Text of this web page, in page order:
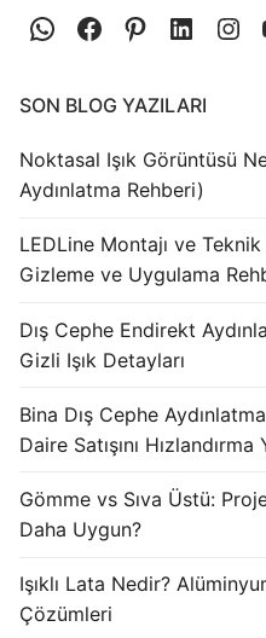
Sabit
Işık
LED Güç
İç
SON BLOG YAZILARI
Noktasal Işık Görüntüsü
Aydınlatma Rehberi)
LEDLine Montajı ve
Gizleme ve Uygulama
Dış Cephe Endirekt
Gizli Işık Detayları
Bina Dış Cephe
Daire Satışını Hızlandırma
Gömme vs Sıva Üstü:
Daha Uygun?
Işıklı Lata Nedir?
Çözümleri